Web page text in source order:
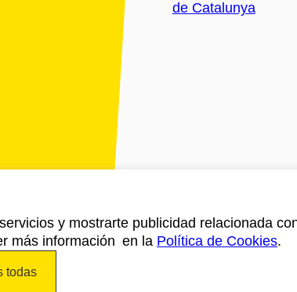
y mostrarte publicidad relacionada
más información en la Política de Cookies.
todas